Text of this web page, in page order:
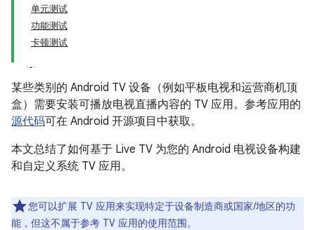
单元测试
功能测试
卡顿测试
某些类别的 Android TV 设备（例如平板电视和运营商机顶
盒）需要安装可播放电视直播内容的 TV 应用。参考应用的
源代码可在 Android 开源项目中获取。
本文总结了如何基于 Live TV 为您的 Android 电视设备构建
和自定义系统 TV 应用。
您可以扩展 TV 应用来实现特定于设备制造商或国家/地区的功
能，但这不属于参考 TV 应用的使用范围。